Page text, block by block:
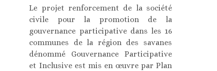
Le projet renforcement de la société
civile pour la promotion de la
gouvernance participative dans les 16
communes de la région des savanes
dénommé Gouvernance Participative
et Inclusive est mis en œuvre par Plan